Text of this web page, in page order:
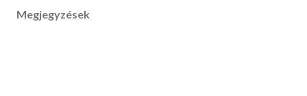
Megjegyzések